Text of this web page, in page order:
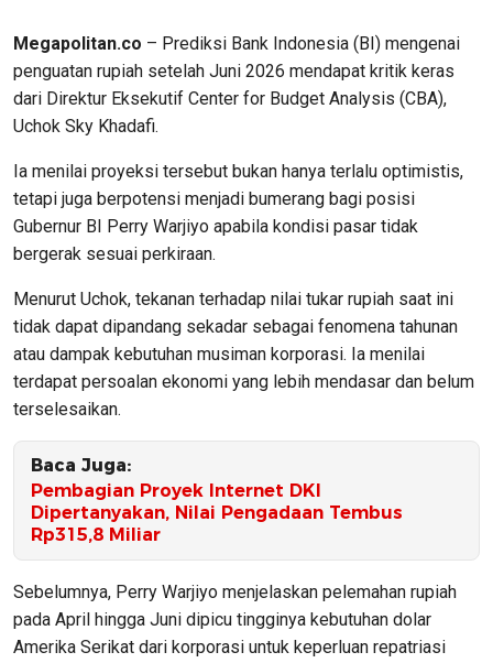
Megapolitan.co – Prediksi Bank Indonesia (BI) mengenai
penguatan rupiah setelah Juni 2026 mendapat kritik keras
dari Direktur Eksekutif Center for Budget Analysis (CBA),
Uchok Sky Khadafi.
Ia menilai proyeksi tersebut bukan hanya terlalu optimistis,
tetapi juga berpotensi menjadi bumerang bagi posisi
Gubernur BI Perry Warjiyo apabila kondisi pasar tidak
bergerak sesuai perkiraan.
Menurut Uchok, tekanan terhadap nilai tukar rupiah saat ini
tidak dapat dipandang sekadar sebagai fenomena tahunan
atau dampak kebutuhan musiman korporasi. Ia menilai
terdapat persoalan ekonomi yang lebih mendasar dan belum
terselesaikan.
Baca Juga:
Pembagian Proyek Internet DKI
Dipertanyakan, Nilai Pengadaan Tembus
Rp315,8 Miliar
Sebelumnya, Perry Warjiyo menjelaskan pelemahan rupiah
pada April hingga Juni dipicu tingginya kebutuhan dolar
Amerika Serikat dari korporasi untuk keperluan repatriasi